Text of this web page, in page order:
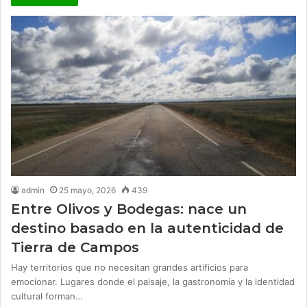
admin 25 mayo, 2026 439
Entre Olivos y Bodegas: nace un
destino basado en la autenticidad de
Tierra de Campos
Hay territorios que no necesitan grandes artificios para
emocionar. Lugares donde el paisaje, la gastronomía y la identidad
cultural forman…